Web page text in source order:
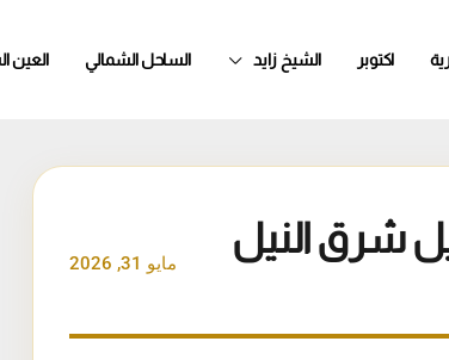
اكتوبر الشيخ زايد الساحل الشمالي العين
شرق النيل
مايو 31, 2026